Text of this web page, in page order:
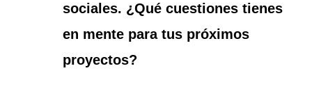
sociales. ¿Qué cuestiones tienes
en mente para tus próximos
proyectos?